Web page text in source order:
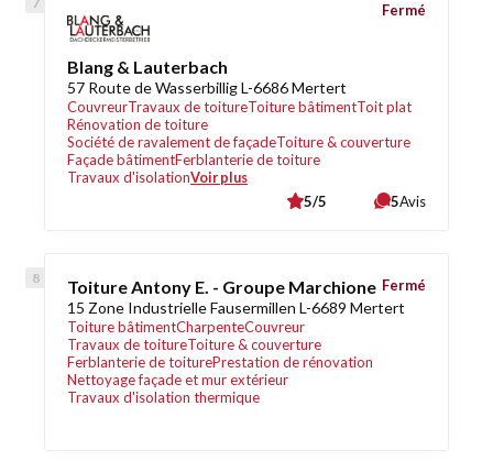
Blang & Lauterbach
57 Route de Wasserbillig L-6686 Mertert
CouvreurTravaux de toitureToiture bâtimentToit plat
Rénovation de toiture
Société de ravalement de façadeToiture & couverture
Façade bâtimentFerblanterie de toiture
Travaux d'isolationVoir plus
Fermé
5/5 5Avis
Toiture Antony E. - Groupe Marchione
15 Zone Industrielle Fausermillen L-6689 Mertert
Toiture bâtimentCharpenteCouvreur
Travaux de toitureToiture & couverture
Ferblanterie de toiturePrestation de rénovation
Nettoyage façade et mur extérieur
Travaux d'isolation thermique
Fermé